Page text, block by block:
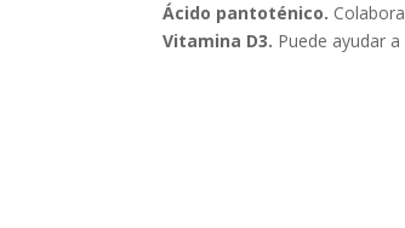
Ácido pantoténico.
Vitamina D3. Puede ayudar